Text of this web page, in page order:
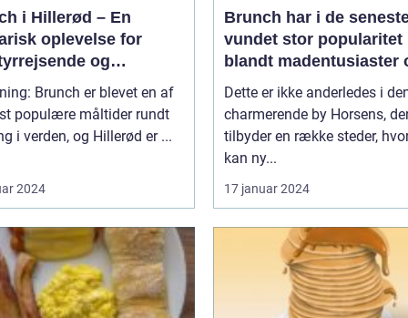
i Hillerød – En
oplevelse for
og
Brunch er blevet en af
populære måltider rundt
i verden, og Hillerød er ...
2024
Brunch har i de
vundet stor popularitet
blandt madentusiaster
dem, der elsker at
kombinere de lækreste
morgenmadslækkerier
frokostfavoritter
Dette er ikke anderledes i
charmerende by Horsens,
tilbyder en række steder,
kan ny...
17 januar 2024